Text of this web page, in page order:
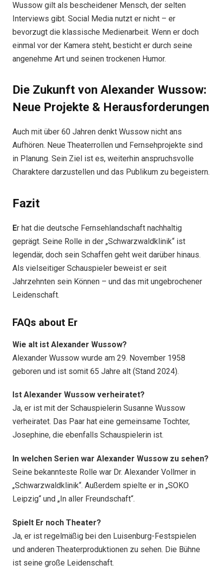
Wussow gilt als bescheidener Mensch, der selten
Interviews gibt. Social Media nutzt er nicht – er
bevorzugt die klassische Medienarbeit. Wenn er doch
einmal vor der Kamera steht, besticht er durch seine
angenehme Art und seinen trockenen Humor.
Die Zukunft von Alexander Wussow:
Neue Projekte & Herausforderungen
Auch mit über 60 Jahren denkt Wussow nicht ans
Aufhören. Neue Theaterrollen und Fernsehprojekte sind
in Planung. Sein Ziel ist es, weiterhin anspruchsvolle
Charaktere darzustellen und das Publikum zu begeistern.
Fazit
Er hat die deutsche Fernsehlandschaft nachhaltig
geprägt. Seine Rolle in der „Schwarzwaldklinik“ ist
legendär, doch sein Schaffen geht weit darüber hinaus.
Als vielseitiger Schauspieler beweist er seit
Jahrzehnten sein Können – und das mit ungebrochener
Leidenschaft.
FAQs about Er
Wie alt ist Alexander Wussow?
Alexander Wussow wurde am 29. November 1958
geboren und ist somit 65 Jahre alt (Stand 2024).
Ist Alexander Wussow verheiratet?
Ja, er ist mit der Schauspielerin Susanne Wussow
verheiratet. Das Paar hat eine gemeinsame Tochter,
Josephine, die ebenfalls Schauspielerin ist.
In welchen Serien war Alexander Wussow zu sehen?
Seine bekannteste Rolle war Dr. Alexander Vollmer in
„Schwarzwaldklinik“. Außerdem spielte er in „SOKO
Leipzig“ und „In aller Freundschaft“.
Spielt Er noch Theater?
Ja, er ist regelmäßig bei den Luisenburg-Festspielen
und anderen Theaterproduktionen zu sehen. Die Bühne
ist seine große Leidenschaft.